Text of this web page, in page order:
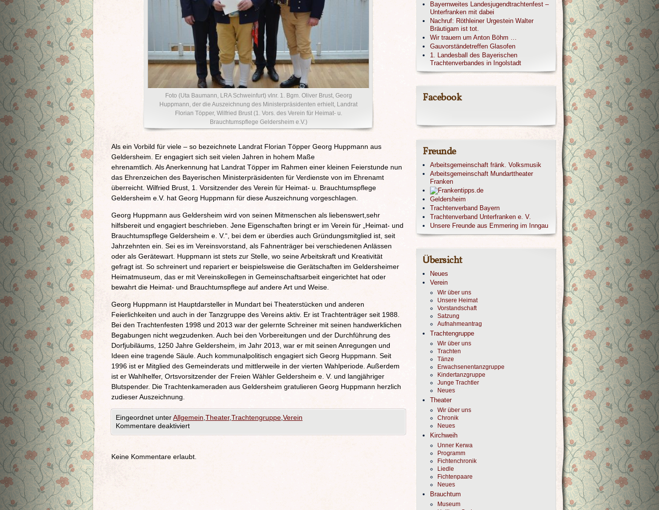
Foto (Uta Baumann, LRA Schweinfurt) vlnr. 1. Bgm. Oliver Brust, Georg
Huppmann, der die Auszeichnung des Ministerpräsidenten erhielt, Landrat
Florian Töpper, Wilfried Brust (1. Vors. des Verein für Heimat- u.
Brauchtumspflege Geldersheim e.V.)
Als ein Vorbild für viele – so bezeichnete Landrat Florian Töpper Georg Huppmann aus
Geldersheim. Er engagiert sich seit vielen Jahren in hohem Maße
ehrenamtlich. Als Anerkennung hat Landrat Töpper im Rahmen einer kleinen Feierstunde nun
das Ehrenzeichen des Bayerischen Ministerpräsidenten für Verdienste von im Ehrenamt
überreicht. Wilfried Brust, 1. Vorsitzender des Verein für Heimat- u. Brauchtumspflege
Geldersheim e.V. hat Georg Huppmann für diese Auszeichnung vorgeschlagen.
Georg Huppmann aus Geldersheim wird von seinen Mitmenschen als liebenswert,sehr
hilfsbereit und engagiert beschrieben. Jene Eigenschaften bringt er im Verein für „Heimat- und
Brauchtumspflege Geldersheim e. V.“, bei dem er überdies auch Gründungsmitglied ist, seit
Jahrzehnten ein. Sei es im Vereinsvorstand, als Fahnenträger bei verschiedenen Anlässen
oder als Gerätewart. Huppmann ist stets zur Stelle, wo seine Arbeitskraft und Kreativität
gefragt ist. So schreinert und repariert er beispielsweise die Gerätschaften im Geldersheimer
Heimatmuseum, das er mit Vereinskollegen in Gemeinschaftsarbeit eingerichtet hat oder
bewahrt die Heimat- und Brauchtumspflege auf andere Art und Weise.
Georg Huppmann ist Hauptdarsteller in Mundart bei Theaterstücken und anderen
Feierlichkeiten und auch in der Tanzgruppe des Vereins aktiv. Er ist Trachtenträger seit 1988.
Bei den Trachtenfesten 1998 und 2013 war der gelernte Schreiner mit seinen handwerklichen
Begabungen nicht wegzudenken. Auch bei den Vorbereitungen und der Durchführung des
Dorfjubiläums, 1250 Jahre Geldersheim, im Jahr 2013, war er mit seinen Anregungen und
Ideen eine tragende Säule. Auch kommunalpolitisch engagiert sich Georg Huppmann. Seit
1996 ist er Mitglied des Gemeinderats und mittlerweile in der vierten Wahlperiode. Außerdem
ist er Wahlhelfer, Ortsvorsitzender der Freien Wähler Geldersheim e. V. und langjähriger
Blutspender. Die Trachtenkameraden aus Geldersheim gratulieren Georg Huppmann herzlich
zudieser Auszeichnung.
Eingeordnet unterAllgemein Theater,Trachtengruppe Verein
Kommentare deaktiviert
Keine Kommentare erlaubt.
Bayernweites Landesjugendtrachtenfest –
Unterfranken mit dabei
Nachruf: Röthleiner Urgestein Walter
Bräutigam ist tot.
Wir trauern um Anton Böhm …
Gauvorständetreffen Glasofen
1. Landesball des Bayerischen
Trachtenverbandes in Ingolstadt
Facebook
Freunde
Arbeitsgemeinschaft fränk. Volksmusik
Arbeitsgemeinschaft Mundarttheater
Franken
Geldersheim
Trachtenverband Bayern
Trachtenverband Unterfranken e. V.
Unsere Freunde aus Emmering im Inngau
Übersicht
Neues
Verein
Wir über uns
Unsere Heimat
Vorstandschaft
Satzung
Aufnahmeantrag
Trachtengruppe
Wir über uns
Trachten
Tänze
Erwachsenentanzgruppe
Kindertanzgruppe
Junge Trachtler
Neues
Theater
Wir über uns
Chronik
Neues
Kirchweih
Unner Kerwa
Programm
Fichtenchronik
Liedle
Fichtenpaare
Neues
Brauchtum
Museum